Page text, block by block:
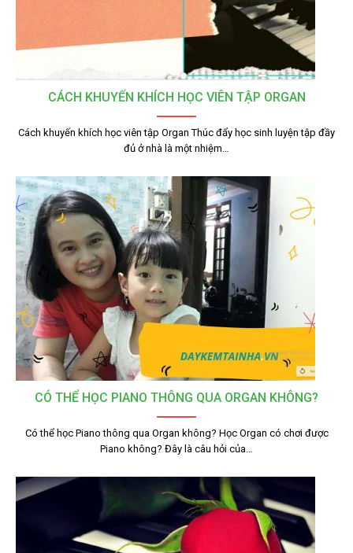
CÁCH KHUYẾN KHÍCH HỌC VIÊN TẬP ORGAN
Cách khuyến khích học viên tập Organ Thúc đẩy học sinh luyện tập đầy
đủ ở nhà là một nhiệm…
CÓ THỂ HỌC PIANO THÔNG QUA ORGAN KHÔNG?
Có thể học Piano thông qua Organ không? Học Organ có chơi được
Piano không? Đây là câu hỏi của…